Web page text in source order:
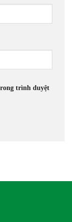
trình duyệt